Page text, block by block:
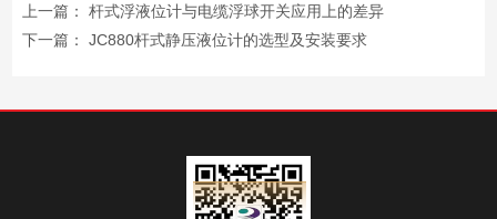
上一篇： 杆式浮液位计与电缆浮球开关应用上的差异
下一篇： JC880杆式静压液位计的选型及安装要求